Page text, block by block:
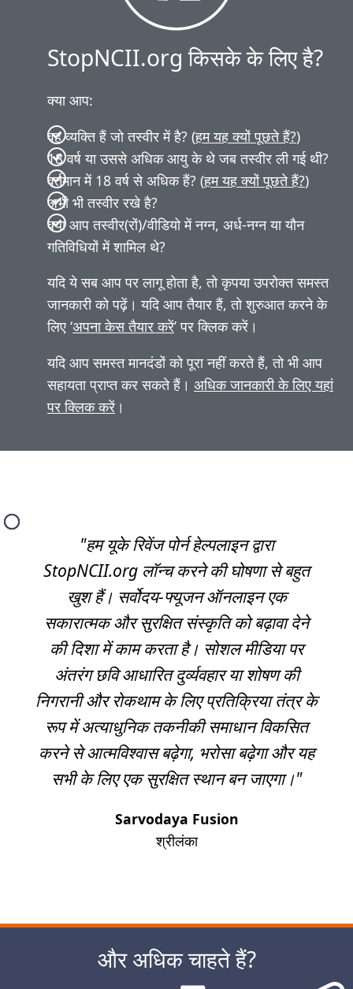
StopNCII.org किसके के लिए है?
क्या आप:
वह व्यक्ति हैं जो तस्वीर में है? (हम यह क्यों पूछते हैं?)
18 वर्ष या उससे अधिक आयु के थे जब तस्वीर ली गई थी?
वर्तमान में 18 वर्ष से अधिक हैं? (हम यह क्यों पूछते हैं?)
अभी भी तस्वीर रखे है?
क्या आप तस्वीर(रों)/वीडियो में नग्न, अर्ध-नग्न या यौन
गतिविधियों में शामिल थे?
यदि ये सब आप पर लागू होता है, तो कृपया उपरोक्त समस्त
जानकारी को पढ़ें। यदि आप तैयार हैं, तो शुरुआत करने के
लिए ‘अपना केस तैयार करें’ पर क्लिक करें।
यदि आप समस्त मानदंडों को पूरा नहीं करते हैं, तो भी आप
सहायता प्राप्त कर सकते हैं। अधिक जानकारी के लिए यहां
पर क्लिक करें ।
"हम यूके रिवेंज पोर्न हेल्पलाइन द्वारा
StopNCII.org लॉन्च करने की घोषणा से बहुत
खुश हैं। सर्वोदय-फ्यूजन ऑनलाइन एक
सकारात्मक और सुरक्षित संस्कृति को बढ़ावा देने
की दिशा में काम करता है। सोशल मीडिया पर
अंतरंग छवि आधारित दुर्व्यवहार या शोषण की
निगरानी और रोकथाम के लिए प्रतिक्रिया तंत्र के
रूप में अत्याधुनिक तकनीकी समाधान विकसित
करने से आत्मविश्वास बढ़ेगा, भरोसा बढ़ेगा और यह
सभी के लिए एक सुरक्षित स्थान बन जाएगा।"
Sarvodaya Fusion
श्रीलंका
और अधिक चाहते हैं?